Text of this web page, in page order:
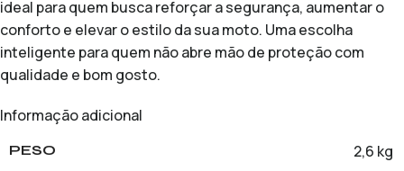
ideal para quem busca reforçar a segurança, aumentar o
conforto e elevar o estilo da sua moto. Uma escolha
inteligente para quem não abre mão de proteção com
qualidade e bom gosto.
Informação adicional
PESO 2,6 kg